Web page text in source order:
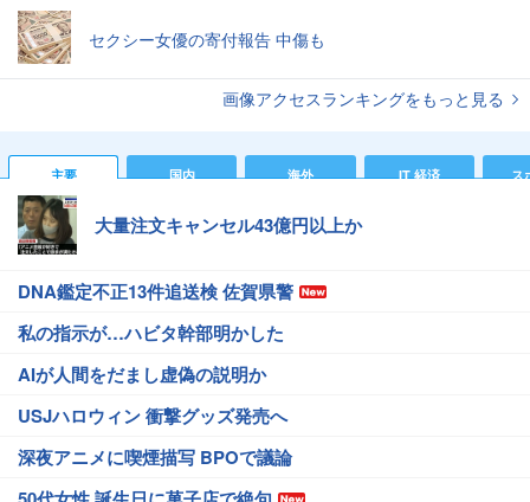
セクシー女優の寄付報告 中傷も
画像アクセスランキングをもっと見る
主要 国内 海外 IT 経済 ス
大量注文キャンセル43億円以上か
DNA鑑定不正13件追送検 佐賀県警
私の指示が…ハビタ幹部明かした
AIが人間をだまし虚偽の説明か
USJハロウィン 衝撃グッズ発売へ
深夜アニメに喫煙描写 BPOで議論